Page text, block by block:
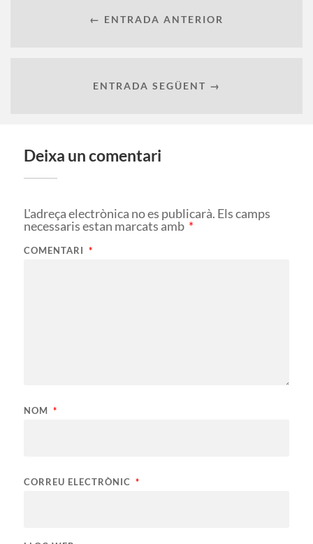
← ENTRADA ANTERIOR
ENTRADA SEGÜENT →
Deixa un comentari
L'adreça electrònica no es publicarà. Els camps
necessaris estan marcats amb *
COMENTARI *
NOM *
CORREU ELECTRÒNIC *